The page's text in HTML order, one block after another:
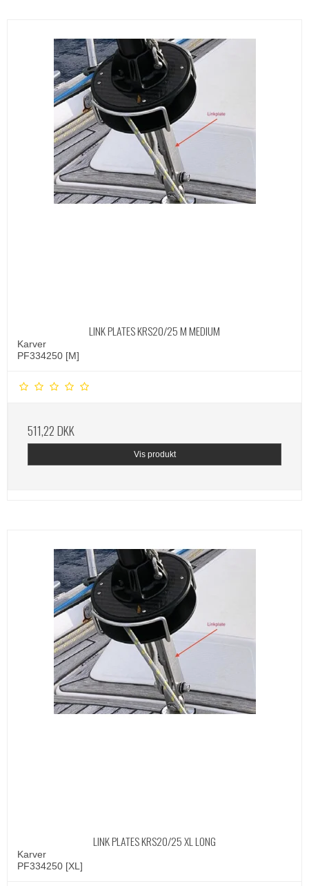
LINK PLATES KRS20/25 M MEDIUM
Karver
PF334250 [M]
511,22 DKK
Vis produkt
LINK PLATES KRS20/25 XL LONG
Karver
PF334250 [XL]